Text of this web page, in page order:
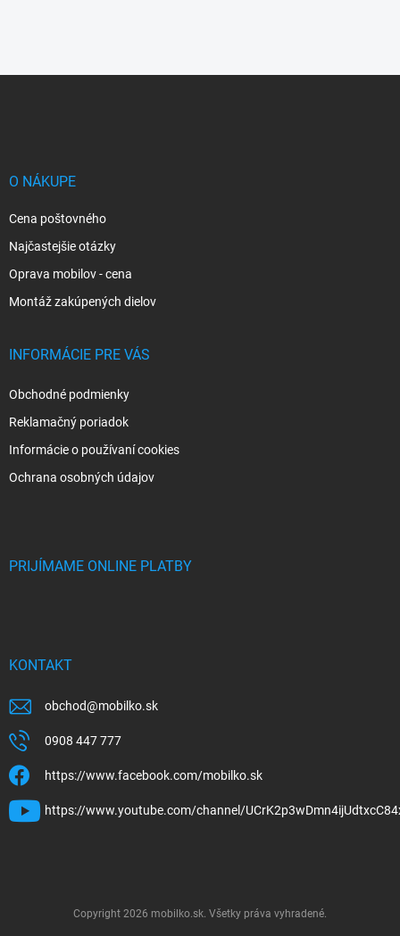
O NÁKUPE
Cena poštovného
Najčastejšie otázky
Oprava mobilov - cena
Montáž zakúpených dielov
INFORMÁCIE PRE VÁS
Obchodné podmienky
Reklamačný poriadok
Informácie o používaní cookies
Ochrana osobných údajov
PRIJÍMAME ONLINE PLATBY
KONTAKT
obchod@mobilko.sk
0908 447 777
https://www.facebook.com/mobilko.sk
https://www.youtube.com/channel/
Copyright 2026 mobilko.sk. Všetky práva vyhradené.